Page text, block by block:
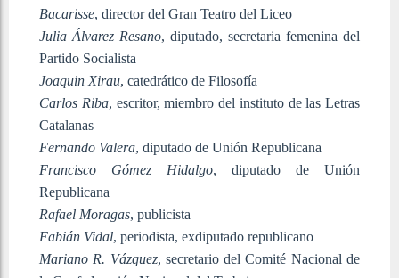
Bacarisse, director del Gran Teatro del Liceo
Julia Álvarez Resano, diputado, secretaria femenina del
Partido Socialista
Joaquin Xirau, catedrático de Filosofía
Carlos Riba, escritor, miembro del instituto de las Letras
Catalanas
Fernando Valera, diputado de Unión Republicana
Francisco Gómez Hidalgo, diputado de Unión
Republicana
Rafael Moragas, publicista
Fabián Vidal, periodista, exdiputado republicano
Mariano R. Vázquez, secretario del Comité Nacional de